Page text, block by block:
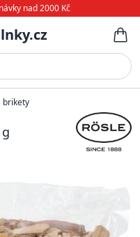
nad 2000 Kč
brikety